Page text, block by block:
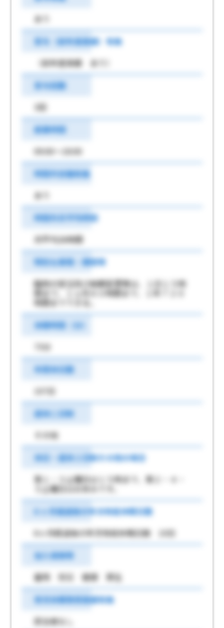
あり
賞与（前年度実績）有無
（前年度実績 あり）
賞与回数
3回
就業時間
09:00～18:00
時間外労働有無
あり
時間外月平均時間
月平均26時間
特別な事情・期間等
臨時の受注及び納期変更等は、１日１５時
間まで、１ヵ月８０時間まで、１年７２０
時間までできる。
休憩時間（分）
75分
年間休日数
107日
週休二日制
その他
休日・週休２日制その他の場合
第１・３土曜日は１５時まで、第２・４・
５土曜日はお休みです。
6 ヶ月経過後の年次有給休暇日数
6ヶ月経過後の年次有給休暇日数 10日
加入保険等
雇用 労災 健康 厚生
育児休業取得実績有無
該当者なし